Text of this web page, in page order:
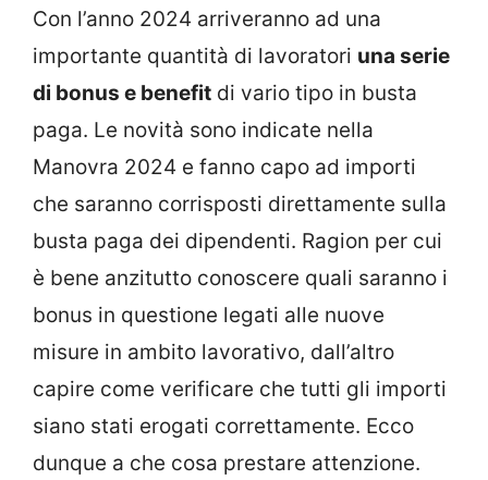
Con l’anno 2024 arriveranno ad una
importante quantità di lavoratori una serie
di bonus e benefit di vario tipo in busta
paga. Le novità sono indicate nella
Manovra 2024 e fanno capo ad importi
che saranno corrisposti direttamente sulla
busta paga dei dipendenti. Ragion per cui
è bene anzitutto conoscere quali saranno i
bonus in questione legati alle nuove
misure in ambito lavorativo, dall’altro
capire come verificare che tutti gli importi
siano stati erogati correttamente. Ecco
dunque a che cosa prestare attenzione.